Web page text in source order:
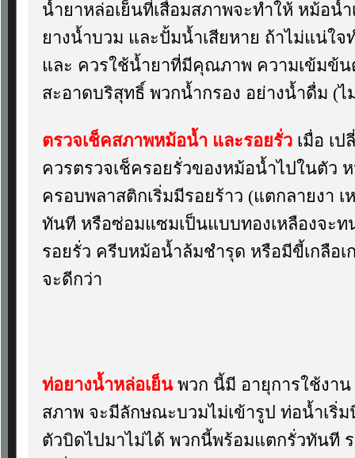
น้ำยาหล่อเย็นที่เสื่อมสภาพจะทำให้ หม้อน้
ยางน้ำบวม และปั้มน้ำเสียหาย ถ้าไม่แน่ใจ
และ ควรใช้น้ำยาที่มีคุณภาพ ความเข้มข้
สะอาดบริสุทธิ์ พวกน้ำกรอง อย่างน้ำดื่ม (
ตรวจเช็คสภาพหม้อน้ำ และรอยรั่ว เมื่อ เ
ควรตรวจเช็ครอยรั่วของหม้อน้ำไปในตัว
ครอบพลาสติกเริ่มมีรอยร้าว (แตกลายงา เ
ทันที หรือซ่อมแซมเป็นแบบทองเหลืองจะท
รอยรั่ว ครีบหม้อน้ำล้มชำรุด หรือมีขี้เกลือเ
จะดีกว่า
ท่อยางน้ำหล่อเย็น พวก นี้มี อายุการใช้งาน
สภาพ จะมีลักษณะบวมไม่เข้ารูป ท่อน้ำเริ่
ตัวบิดไปมาไม่ได้ พวกนี้พร้อมแตกรั่วทันที